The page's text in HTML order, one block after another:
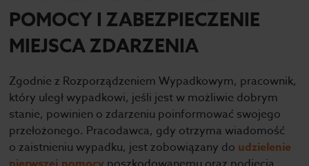
POMOCY I ZABEZPIECZENIE
MIEJSCA ZDARZENIA
Zgodnie z Rozporządzeniem Wypadkowym, pracownik,
który uległ wypadkowi, jeśli jest w możliwie dobrym
stanie, powinien o zdarzeniu poinformować swojego
przełożonego. Pracodawca, gdy otrzyma wiadomość
o zaistnieniu wypadku, jest zobowiązany do udzielenie